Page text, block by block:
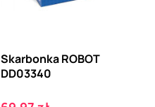
Skarbonka ROBOT
DD03340